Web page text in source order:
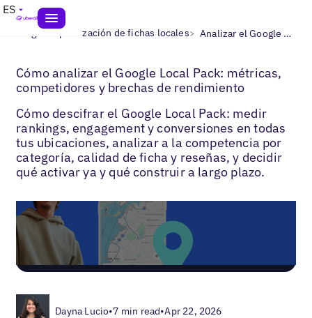
ES
Blogs> Optimización de fichas locales> Analizar el Google Local Pack
Cómo analizar el Google Local Pack: métricas,
competidores y brechas de rendimiento
Cómo descifrar el Google Local Pack: medir
rankings, engagement y conversiones en todas
tus ubicaciones, analizar a la competencia por
categoría, calidad de ficha y reseñas, y decidir
qué activar ya y qué construir a largo plazo.
Dayna Lucio•7 min read•Apr 22, 2026